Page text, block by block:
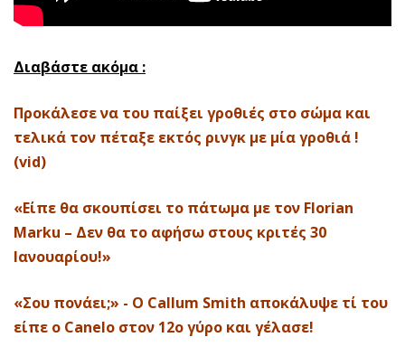
Διαβάστε ακόμα :
Προκάλεσε να του παίξει γροθιές στο σώμα και
τελικά τον πέταξε εκτός ρινγκ με μία γροθιά !
(vid)
«Είπε θα σκουπίσει το πάτωμα με τον Florian
Marku – Δεν θα το αφήσω στους κριτές 30
Ιανουαρίου!»
«Σου πονάει;» - Ο Callum Smith αποκάλυψε τί του
είπε ο Canelo στον 12ο γύρο και γέλασε!